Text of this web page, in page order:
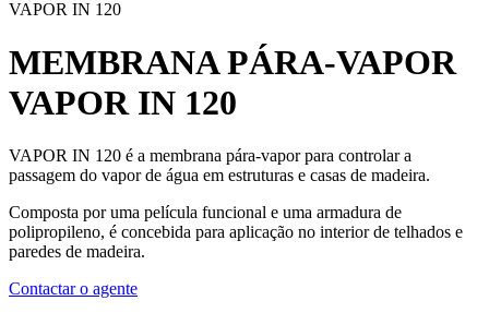
VAPOR IN 120
MEMBRANA PÁRA-VAPOR
VAPOR IN 120
VAPOR IN 120 é a membrana pára-vaporpara controlar a
passagem do vapor de água em estruturas e casas de madeira.
Composta por uma película funcional e uma armadura de
polipropileno, é concebida para aplicação no interior de telhados e
paredes de madeira.
Contactar o agente